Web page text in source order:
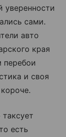
уверенности
сами.
авто
края
перебои
и своя
есть